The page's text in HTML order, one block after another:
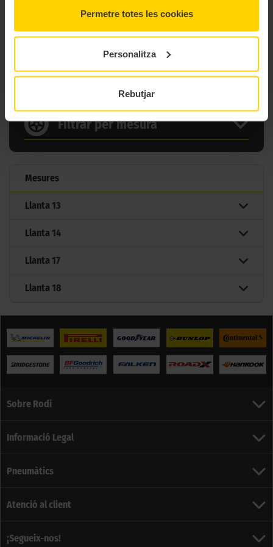
Permetre totes les cookies
Personalitza
Rebutjar
8 MIDES DEL PNEUMÀTIC
CST C6017
Filtrar per mesura
Mesures
Llanta 13
Llanta 14
Llanta 17
Llanta 18
Sobre Rodi
Informació Legal
Pneumàtics
Atenció al client
¡Segueix-nos!